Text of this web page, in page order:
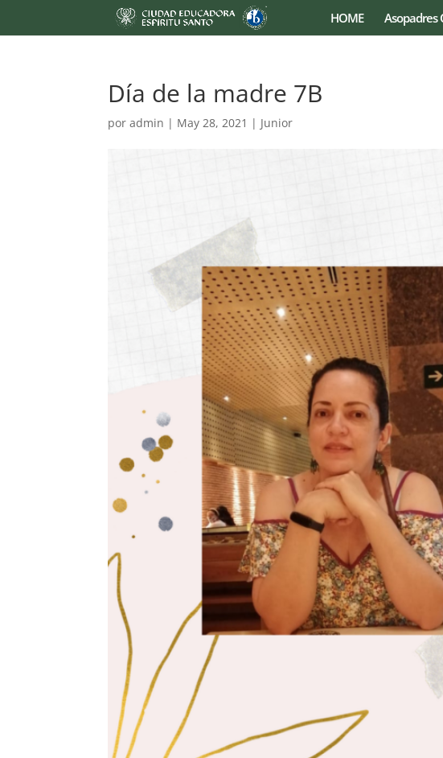
HOME Asopadres
Día de la madre 7B
poradmin | May 28, 2021 | Junior